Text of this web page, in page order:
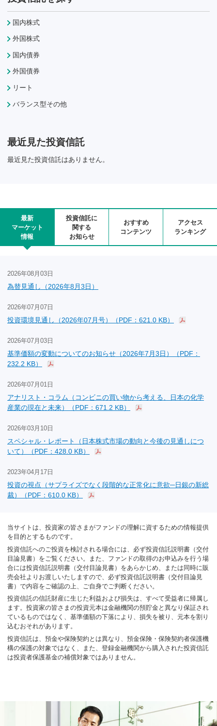
国内株式
外国株式
国内債券
外国債券
リート
バランス型その他
最近見た投資信託
最近見た投資信託はありません。
最新
マーケット
情報
投資信託に
関する
お知らせ
おすすめ
コンテンツ
アクセス
ランキング
2026年08月03日
為替見通し（2026年8月3日）
2026年07月07日
投資環境見通し（2026年07月号）（PDF：621.0 KB）
2026年07月03日
基準価額の変動についてのお知らせ（2026年7月3日）（PDF：
232.2 KB）
2026年07月01日
アナリスト・コラム（コンビニの買い物から考える、日本の化学
産業の現在と未来）（PDF：671.2 KB）
2026年03月10日
スペシャル・レポート（日本株式市場の動向と今後の見通しにつ
いて）（PDF：428.0 KB）
2023年04月17日
投資の視点（サプライズでなく段階的な正常化に意欲─日銀の新総
裁）（PDF：610.0 KB）
当サイトは、投資家の皆さまがファンドの理解に資するための情報提供
を目的とするものです。
投資信託へのご投資を検討される場合には、必ず投資信託説明書（交付
目論見書）をご覧ください。また、ファンドの取得のお申込みを行う場
合には投資信託説明書（交付目論見書）をあらかじめ、または同時に販
売会社よりお渡しいたしますので、必ず投資信託説明書（交付目論見
書）で内容をご確認の上、ご自身でご判断ください。
投資信託の信託財産に生じた利益および損失は、すべて受益者に帰属し
ます。投資家の皆さまの投資元本は金融機関の預貯金と異なり保証され
ているものではなく、基準価額の下落により、損失を被り、元本を割り
込むおそれがあります。
投資信託は、預金や保険契約とは異なり、預金保険・保険契約者保護機
構の保護の対象ではなく、また、登録金融機関から購入された投資信託
は投資者保護基金の補償対象ではありません。